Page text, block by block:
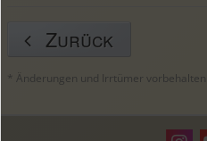
Zurück
* Änderungen und Irrtümer